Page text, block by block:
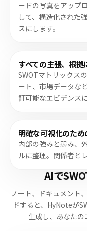
ードの写真をアップ
して、構造化された
スにします。
すべての主張、根拠
SWOTマトリックス
ート、市場データな
証可能なエビデンス
明確な可視化のた
内部の強みと弱み、
ルに整理。関係者と
AIで
ノート、ドキュメント
ドすると、HyNoteが
生成し、あなたの